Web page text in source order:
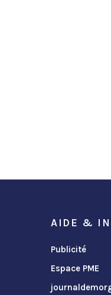
AIDE &
Publicité
Espace PME